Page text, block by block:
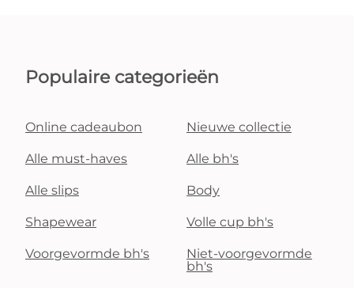
Populaire categorieën
Online cadeaubon Nieuwe collectie
Alle must-haves Alle bh's
Alle slips Body
Shapewear Volle cup bh's
Voorgevormde bh's
Niet-voorgevormde
bh's